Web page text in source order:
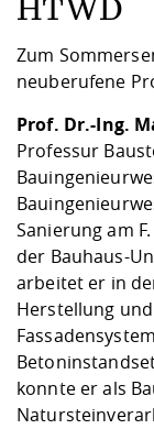
Career Service
Contact and
Quality
HTWD
Zum
neuberufene
Prof. Dr.-Ing.
Professur
Sanierung am
der Bauhaus-
arbeitet er in
Herstellung
konnte er als